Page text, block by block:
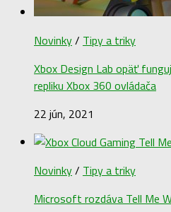
Novinky/ Tipy a triky
Xbox Design Lab opäť
repliku Xbox 360 ovládača
22 jún, 2021
Novinky/ Tipy a triky
Microsoft rozdáva Tell Me